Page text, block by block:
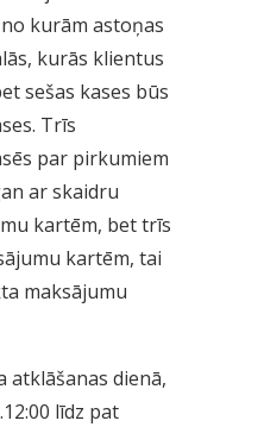
kurām astoņas
kurās klientus
sešas kases būs
Trīs
par pirkumiem
ar skaidru
kartēm, bet trīs
kartēm, tai
maksājumu
atklāšanas dienā,
līdz pat